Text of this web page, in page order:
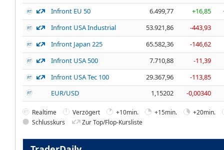
Infront EU 50
6.499,77 +16,85
Infront USA Industrial
53.921,86
-443,93
Infront Japan 225
65.582,36
-146,62
Infront USA 500
7.710,88
-11,39
Infront USA Tec 100
29.367,96
-113,85
EUR/USD
1,15202 -0,00340
Realtime Verzögert +10min. +15min.
+20min.
Schlusskurs
Zur Top/Flop-Kursliste